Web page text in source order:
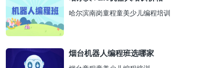
哈尔滨南岗童程童美少儿编程培训
烟台机器人编程班选哪家